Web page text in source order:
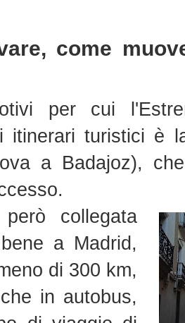
come
per cui
itinerari turistici è
a Badajoz),
collegata
a Madrid,
di 300 km,
in autobus,